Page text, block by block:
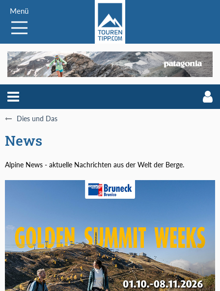
Menü
Dies und Das
News
Alpine News - aktuelle Nachrichten aus der Welt der Berge.